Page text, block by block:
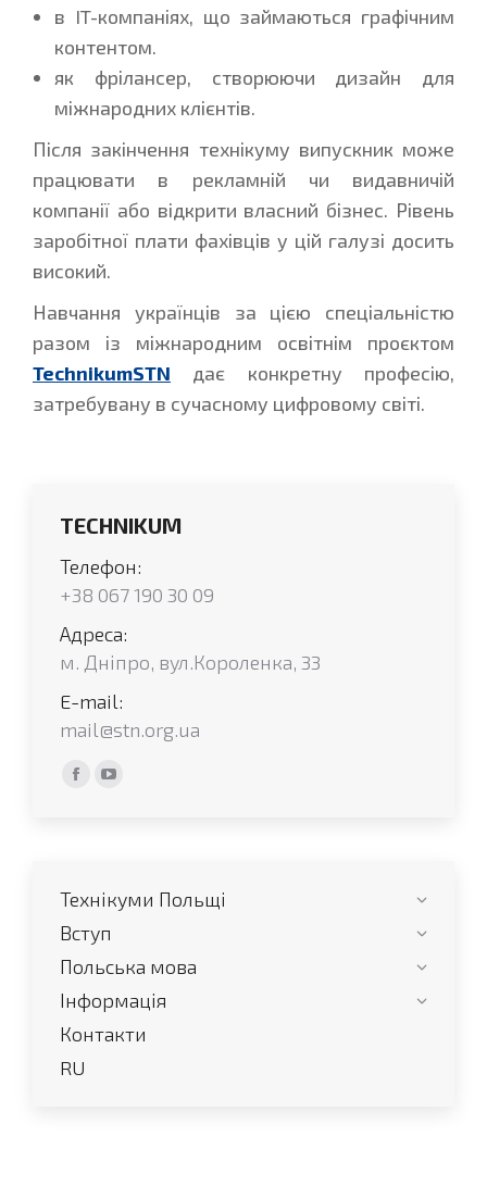
в IT-компаніях, що займаються графічним
контентом.
як фрілансер, створюючи дизайн для
міжнародних клієнтів.
Після закінчення технікуму випускник може
працювати в рекламній чи видавничій
компанії або відкрити власний бізнес. Рівень
заробітної плати фахівців у цій галузі досить
високий.
Навчання українців за цією спеціальністю
разом із міжнародним освітнім проєктом
TechnikumSTN дає конкретну професію,
затребувану в сучасному цифровому світі.
TECHNIKUM
Телефон:
+38 067 190 30 09
Адреса:
м. Дніпро, вул.Короленка, 33
E-mail:
mail@stn.org.ua
Find us on:
Facebook
новому
вікні
новому
вікні
Технікуми Польщі
Вступ
Польська мова
Інформація
Контакти
RU